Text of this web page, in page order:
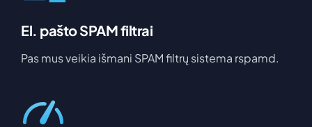
El. pašto SPAM filtrai
Pas mus veikia išmani SPAM filtrų sistema rspamd.